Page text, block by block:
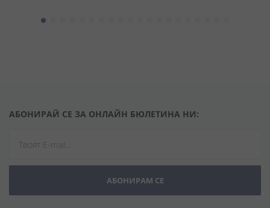
АБОНИРАЙ СЕ ЗА ОНЛАЙН БЮЛЕТИНА НИ:
АБОНИРАМ СЕ